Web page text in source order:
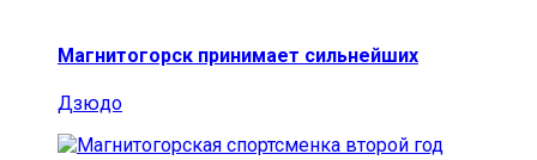
Магнитогорск принимает сильнейших
Дзюдо